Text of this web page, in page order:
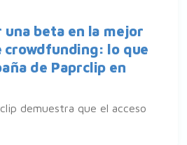
una beta en la mejor
crowdfunding: lo que
de Paprclip en
demuestra que el acceso